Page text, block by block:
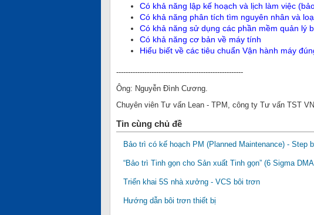
Có khả năng lập kế hoạch và lịch làm việc
Có khả năng phân tích tìm nguyên nhân và
Có khả năng sử dụng các phần mềm quản lý
Có khả năng cơ bản về máy tính
Hiểu biết về các tiêu chuẩn Vận hành máy
------------------------------------------------------
Ông: Nguyễn Đình Cương.
Chuyên viên Tư vấn Lean - TPM, công ty Tư vấn TST
Tin cùng chủ đề
Bảo trì có kế hoạch PM (Planned Maintenance) - Step
“Bảo trì Tinh gọn cho Sản xuất Tinh gọn” (6 Sigma
Triển khai 5S nhà xưởng - VCS bôi trơn
Hướng dẫn bôi trơn thiết bị